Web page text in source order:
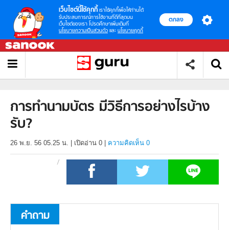
เว็บไซต์นี้ใช้คุกกี้ เราใช้คุกกี้เพื่อให้ท่านได้
รับประสบการณ์การใช้งานที่ดีที่สุดบน
เว็บไซต์ของเรา โปรดศึกษาเพิ่มเติมที่
นโยบายความเป็นส่วนตัว และ นโยบายคุกกี้
ตกลง
การทำนามบัตร มีวิธีการอย่างไรบ้าง
รับ?
26 พ.ย. 56 05.25 น. เปิดอ่าน 0 ความคิดเห็น 0
คำถาม